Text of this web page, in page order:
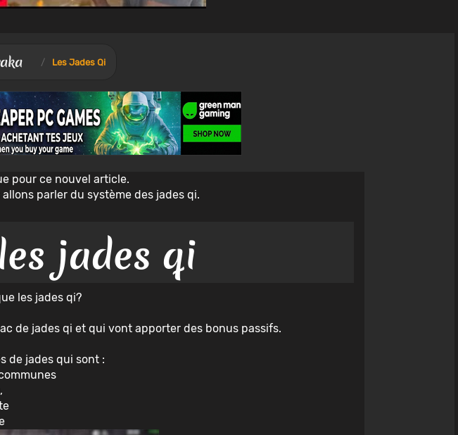
/ Les Jades Qi
pour ce nouvel article.
parler du système des jades qi.
jades qi
les jades qi?
de jades qi et qui vont apporter des bonus passifs.
de jades qui sont :